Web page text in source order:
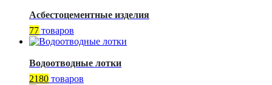
Асбестоцементные изделия
77 товаров
Водоотводные лотки
2180 товаров